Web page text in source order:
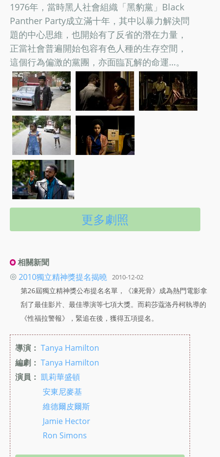
1976年，當時黑人社會組織「黑豹黨」Black
Panther Party成立滿十年，其中以暴力解決問
題的中心思維，也開始有了反省的潛在力量，
正當社會普遍開始包容有色人種的生存空間，
這個行為偏激的黨團，亦面臨瓦解的命運…。
更多劇照
相關新聞
◎ 2010獨立精神獎提名揭曉 2010-12-02
第26屆獨立精神獎公布提名名單，《凍死骨》成為熱門電影拿
刮了最佳影片、最佳導演等七項大獎。而莉莎蔻洛丹柯執導的
《性福拉警報》，緊追在後，獲得五項提名。
導演： Tanya Hamilton
編劇： Tanya Hamilton
演員： 凱莉華盛頓
安東尼麥基
維德爾皮爾斯
Jamie Hector
Ron Simons